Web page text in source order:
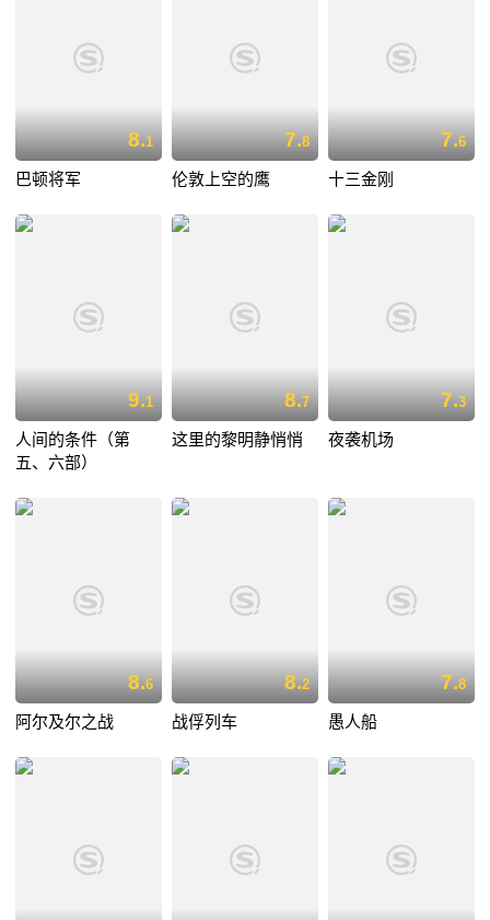
8.1
巴顿将军
7.8
伦敦上空的鹰
7.6
十三金刚
9.1
人间的条件（第
五、六部）
8.7
这里的黎明静悄悄
7.3
夜袭机场
8.6
阿尔及尔之战
8.2
战俘列车
7.8
愚人船